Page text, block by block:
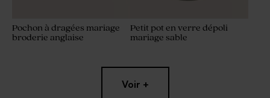
Pochon à dragées mariage
broderie anglaise
Petit pot en verre dépoli
mariage sable
Voir +